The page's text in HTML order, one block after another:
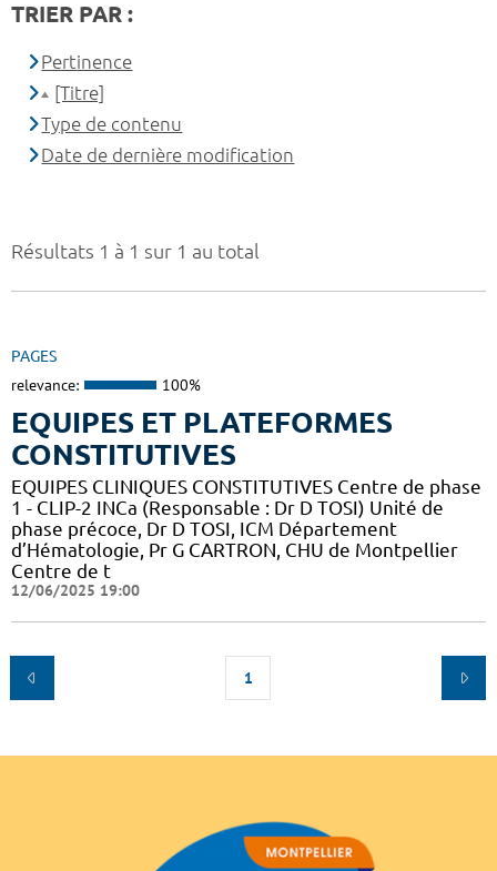
Résultats 1 à 1 sur 1 au total
PAGES
relevance: 100%
EQUIPES ET PLATEFORMES
CONSTITUTIVES
EQUIPES CLINIQUES CONSTITUTIVES Centre de phase
1 - CLIP-2 INCa (Responsable : Dr D TOSI) Unité de
phase précoce, Dr D TOSI, ICM Département
d’Hématologie, Pr G CARTRON, CHU de Montpellier
Centre de t
12/06/2025 19:00
1
TRIER PAR :
Pertinence
[Titre]
Type de contenu
Date de dernière modification